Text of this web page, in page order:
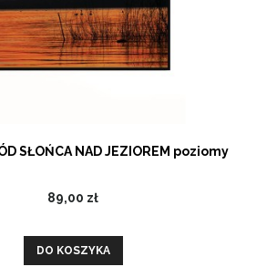
SŁOŃCA NAD JEZIOREM poziomy
89,00 zł
DO KOSZYKA